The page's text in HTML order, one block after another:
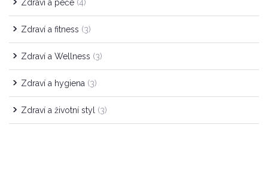
Zdraví a péče (4)
Zdraví a fitness (3)
Zdraví a Wellness (3)
Zdraví a hygiena (3)
Zdraví a životní styl (3)